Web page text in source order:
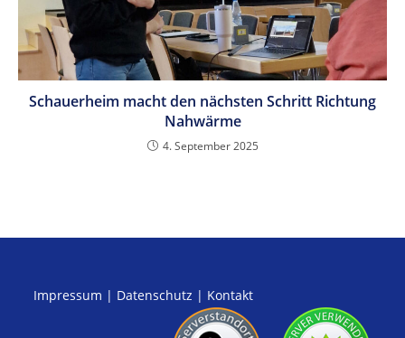
Schauerheim macht den nächsten Schritt Richtung
Nahwärme
4. September 2025
Impressum | Datenschutz | Kontakt